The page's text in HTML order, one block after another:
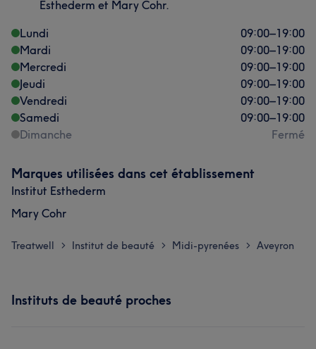
Esthederm et Mary Cohr.
Lundi
09:00–19:00
Mardi
09:00–19:00
Mercredi
09:00–19:00
Jeudi
09:00–19:00
Vendredi
09:00–19:00
Samedi
09:00–19:00
Dimanche
Fermé
Marques utilisées dans cet établissement
Institut Esthederm
Mary Cohr
Treatwell > Institut de beauté > Midi-pyrenées > Aveyron
Instituts de beauté proches